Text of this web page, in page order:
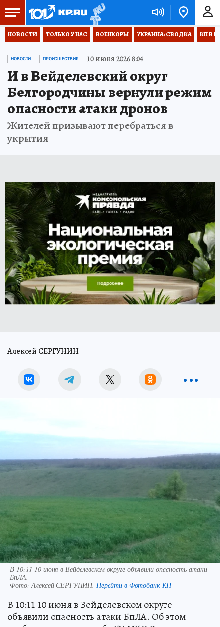
НОВОСТИ ТОЛЬКО У НАС ВОЕНКОРЫ УКРАИНА: СВОДКА КП В
НОВОСТИ ПРОИСШЕСТВИЯ 10 июня 2026 8:04
И в Вейделевский округ
Белгородчины вернули режим
опасности атаки дронов
Жителей призывают перебраться в
укрытия
Алексей СЕРГУНИН
В 10:11 10 июня в Вейделевском округе объявили опасность атаки
БпЛА.
Фото:Алексей СЕРГУНИН. Перейти в Фотобанк КП
В 10:11 10 июня в Вейделевском округе
объявили опасность атаки БпЛА. Об этом